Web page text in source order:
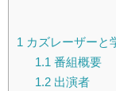
1 カズレーザーと
1.1 番組概要
1.2出演者